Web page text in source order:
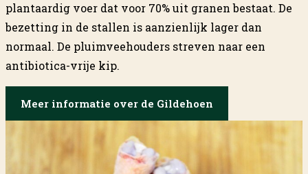
plantaardig voer dat voor 70% uit granen bestaat. De
bezetting in de stallen is aanzienlijk lager dan
normaal. De pluimveehouders streven naar een
antibiotica-vrije kip.
Meer informatie over de Gildehoen